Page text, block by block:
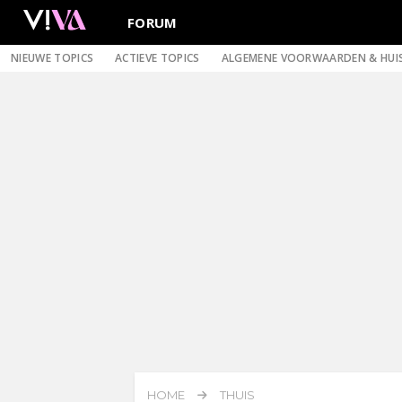
FORUM
NIEUWE TOPICS ACTIEVE TOPICS ALGEMENE VOORWAARDEN &
HOME THUIS